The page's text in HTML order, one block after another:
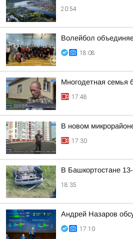
20:54
Волейбол
18:08
Многодетная
17:48
В новом
17:30
В Башкортостане
18:35
Андрей Назаров
17:10